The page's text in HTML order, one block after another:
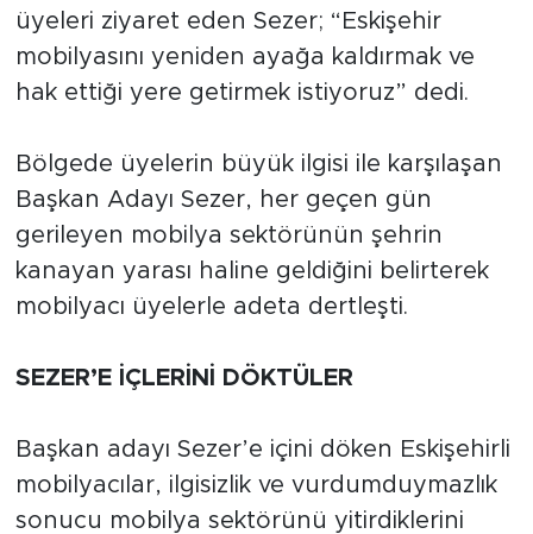
üyeleri ziyaret eden Sezer; “Eskişehir
mobilyasını yeniden ayağa kaldırmak ve
hak ettiği yere getirmek istiyoruz” dedi.
Bölgede üyelerin büyük ilgisi ile karşılaşan
Başkan Adayı Sezer, her geçen gün
gerileyen mobilya sektörünün şehrin
kanayan yarası haline geldiğini belirterek
mobilyacı üyelerle adeta dertleşti.
SEZER’E İÇLERİNİ DÖKTÜLER
Başkan adayı Sezer’e içini döken Eskişehirli
mobilyacılar, ilgisizlik ve vurdumduymazlık
sonucu mobilya sektörünü yitirdiklerini